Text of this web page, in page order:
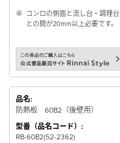
※ コンロの側面と流し台・調理台
との間が20mm以上必要です。
品名:
防熱板 60B2（後壁用）
型番（品名コード）:
RB-60B2(52-2362)